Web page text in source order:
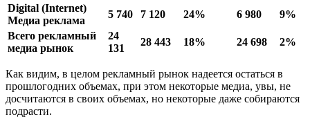
Digital (Internet)
Медиа реклама
5 740 7 120 24% 6 980
9%
Всего рекламный
медиа рынок
24
131
28 443 18% 24 698 2%
Как видим, в целом рекламный рынок надеется остаться в
прошлогодних объемах, при этом некоторые медиа, увы, не
досчитаются в своих объемах, но некоторые даже собираются
подрасти.